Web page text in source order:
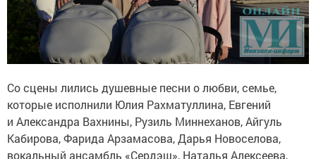
Со сцены лились душевные песни о любви, семье,
которые исполнили Юлия Рахматуллина, Евгений
и Александра Вахнины, Рузиль Миннеханов, Айгуль
Кабирова, Фарида Арзамасова, Дарья Новоселова,
вокальный ансамбль «Сердэш», Наталья Алексеева,